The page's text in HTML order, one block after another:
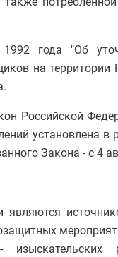
года "Об
на территории
Российской
установлена в
Закона - с 4
изыскательских